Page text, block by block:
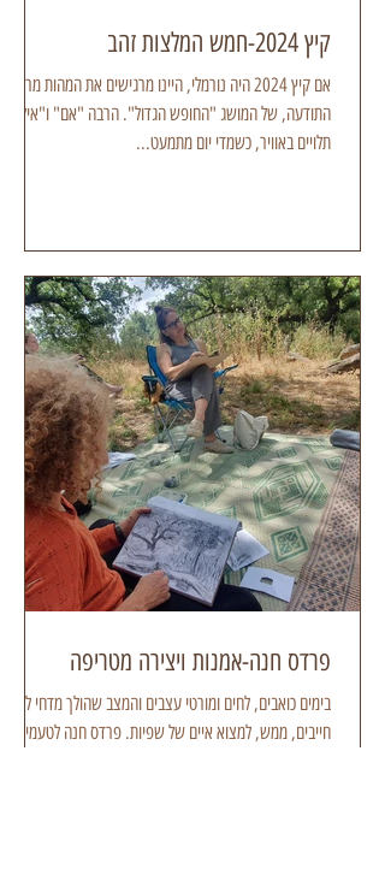
קיץ 2024-חמש המלצות זהב
אם קיץ 2024 היה נורמלי, היינו מרגישים את המהות
התודעה, של המושג "החופש הגדול". הרבה "אם" ו"אילו"
תלויים באוויר, כשמדי יום מתמעט...
פרדס חנה-אמנות ויצירה מטריפה
בימים כואבים, לחים ומורטי עצבים והמצב שהולך מדחי לדחי,
חייבים, ממש, למצוא איים של שפיות. פרדס חנה לטעמי היא